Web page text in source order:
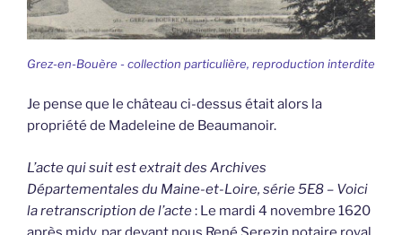
Grez-en-Bouère - collection particulière, reproduction interdite
Je pense que le château ci-dessus était alors la
propriété de Madeleine de Beaumanoir.
L’acte qui suit est extrait des Archives
Départementales du Maine-et-Loire, série 5E8 – Voici
la retranscription de l’acte: Le mardi 4 novembre 1620